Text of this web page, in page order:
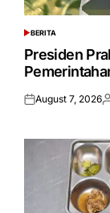
POSTED
IN
BERITA
Presiden
Posted
August 7, 2026